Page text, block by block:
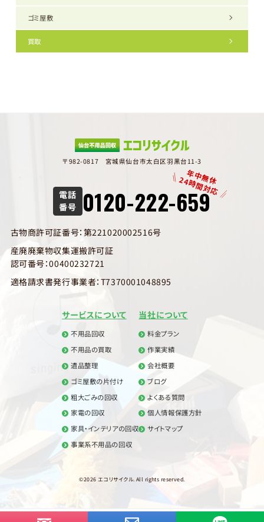
ゴミ屋敷
買取
〒982-0817 宮城県仙台市太白区羽黒台11-3
電話
番号
0120-222-659
年中無休
24時間対応
古物商許可証番号：第221020002516号
産廃廃棄物収集運搬許可証
認可番号：00400232721
適格請求書発行事業者：T7370001048895
サービスについて
不用品回収
不用品の買取
遺品整理
ゴミ屋敷の片付け
粗大ごみの回収
家電の回収
家具・インテリアの回収
事業系不用品の回収
当社について
料金プラン
作業実績
会社概要
ブログ
よくある質問
個人情報保護方針
サイトマップ
©2026 エコリサイクル. All rights reserved.